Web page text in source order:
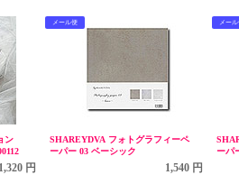
ン
1,320 円
メール便
SHAREYDVA フォトグラフィーペ
ーパー 03 ベーシック
1,540 円
メー
ーパ